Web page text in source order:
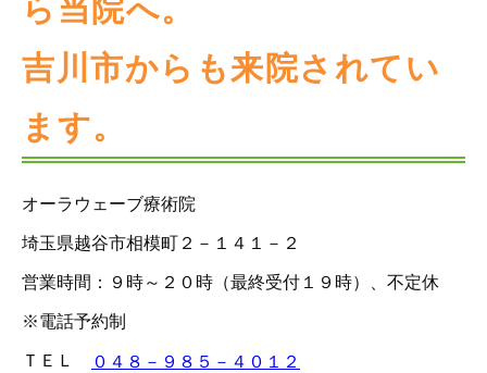
ら当院へ。
吉川市からも来院されてい
ます。
オーラウェーブ療術院
埼玉県越谷市相模町２－１４１－２
営業時間：９時～２０時（最終受付１９時）、不定休
※電話予約制
ＴＥＬ ０４８－９８５－４０１２